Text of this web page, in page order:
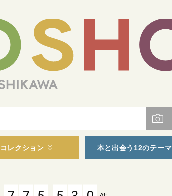
コレクション 本と出会う12のテーマ